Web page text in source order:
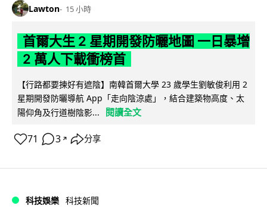
Lawton 15 小時
首爾大生 2 星期開發防曬地圖 一日暴增
2 萬人下載衝榜首
【行路都要揀好有遮陰】南韓首爾大學 23 歲學生劉敏俊利用 2
星期開發防曬導航 App「走向陰涼處」，結合建築物高度、太
陽仰角及行道樹陰影...
閱讀全文
71 3 ↗ 分享
科技娛樂 科技新聞